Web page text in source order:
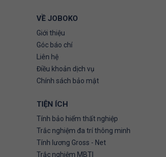
VỀ JOBOKO
Giới thiệu
Góc báo chí
Liên hệ
Điều khoản dịch vụ
Chính sách bảo mật
TIỆN ÍCH
Tính bảo hiểm thất nghiệp
Trắc nghiệm đa trí thông minh
Tính lương Gross - Net
Trắc nghiệm MBTI